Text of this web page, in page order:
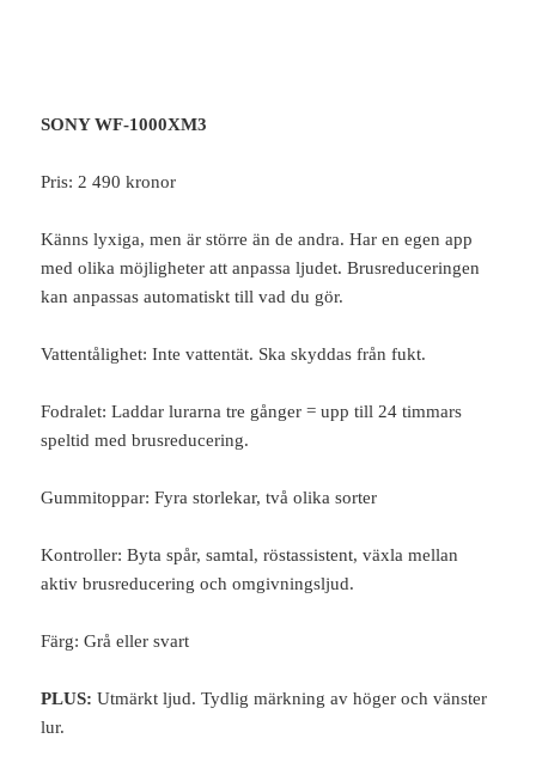
SONY WF-1000XM3
Pris: 2 490 kronor
Känns lyxiga, men är större än de andra. Har en egen app
med olika möjligheter att anpassa ljudet. Brusreduceringen
kan anpassas automatiskt till vad du gör.
Vattentålighet: Inte vattentät. Ska skyddas från fukt.
Fodralet: Laddar lurarna tre gånger = upp till 24 timmars
speltid med brusreducering.
Gummitoppar: Fyra storlekar, två olika sorter
Kontroller: Byta spår, samtal, röstassistent, växla mellan
aktiv brusreducering och omgivningsljud.
Färg: Grå eller svart
PLUS:Utmärkt ljud. Tydlig märkning av höger och vänster
lur.